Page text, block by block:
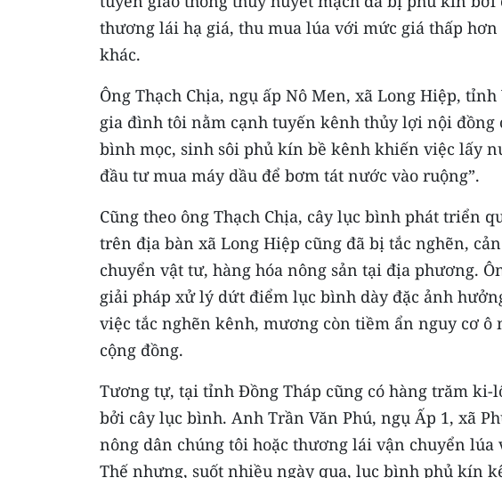
thương lái hạ giá, thu mua lúa với mức giá thấp
khác.
Ông Thạch Chịa, ngụ ấp Nô Men, xã Long Hiệp,
gia đình tôi nằm cạnh tuyến kênh thủy lợi nội đồng
bình mọc, sinh sôi phủ kín bề kênh khiến việc lấy
đầu tư mua máy dầu để bơm tát nước vào ruộng”.
Cũng theo ông Thạch Chịa, cây lục bình phát triển
trên địa bàn xã Long Hiệp cũng đã bị tắc nghẽn,
chuyển vật tư, hàng hóa nông sản tại địa phương.
giải pháp xử lý dứt điểm lục bình dày đặc ảnh
việc tắc nghẽn kênh, mương còn tiềm ẩn nguy cơ
cộng đồng.
Tương tự, tại tỉnh Đồng Tháp cũng có hàng trăm
bởi cây lục bình. Anh Trần Văn Phú, ngụ Ấp 1, xã
nông dân chúng tôi hoặc thương lái vận chuyển lúa
Thế nhưng, suốt nhiều ngày qua, lục bình phủ kín